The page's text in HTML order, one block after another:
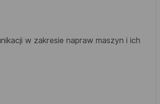
w zakresie napraw maszyn i ich